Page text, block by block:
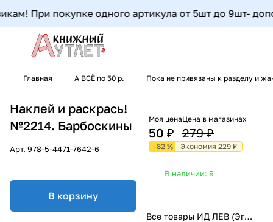
При покупке одного артикула от 5шт до 9шт-
Главная А ВСЁ по 50 р. Пока не привязаны к разделу и
Наклей и раскрась!
№2214. Барбоскины
Арт. 978-5-4471-7642-6
В корзину
Моя цена
50 ₽
Цена в магазинах
279 ₽
-82 % Экономия 229 ₽
В наличии: 9
Все товары ИД ЛЕВ (Эгмонт)